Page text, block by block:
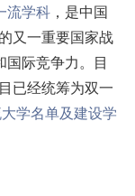
流学科，是中国
又一重要国家战
国际竞争力。目
已经统筹为双一
学名单及建设学